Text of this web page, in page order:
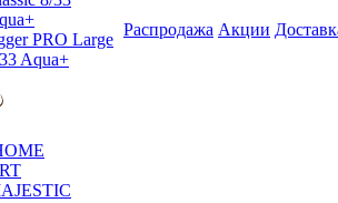
PRO Large
Aqua+
Распродажа Акции